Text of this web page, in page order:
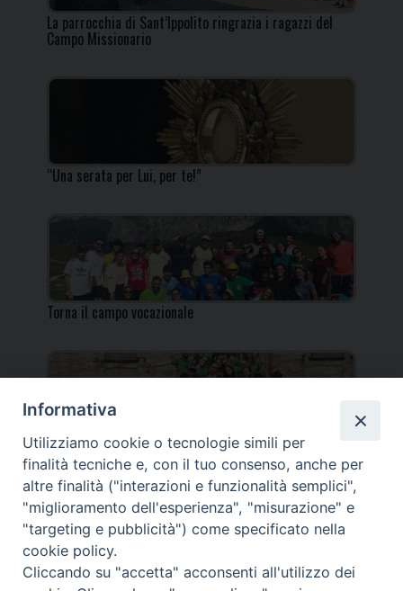
La parrocchia di Sant’Ippolito ringrazia i ragazzi del
Campo Missionario
“Una serata per Lui, per te!”
Torna il campo vocazionale
Torna il Campo Missionario Diocesano
_____________________________________________________
_____________________________
Informativa
Utilizziamo cookie o tecnologie simili per
finalità tecniche e, con il tuo consenso, anche per
altre finalità ("interazioni e funzionalità semplici",
"miglioramento dell'esperienza", "misurazione" e
"targeting e pubblicità") come specificato nella
cookie policy.
Cliccando su "accetta" acconsenti all'utilizzo dei